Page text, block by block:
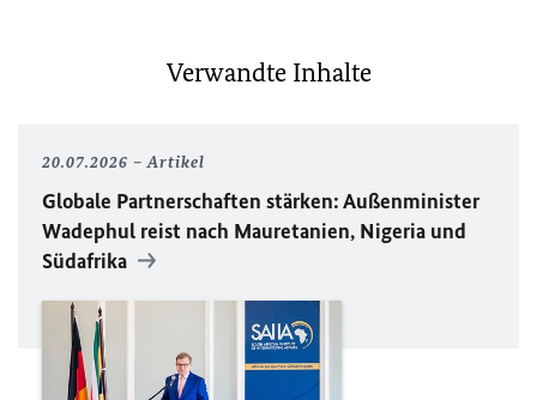
Verwandte Inhalte
20.07.2026 Artikel
Globale Partnerschaften stärken: Außenminister
Wadephul reist nach Mauretanien, Nigeria und
Südafrika